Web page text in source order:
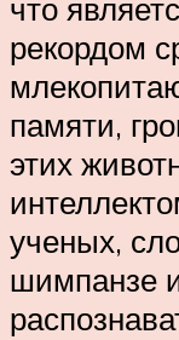
что
рекордом
памяти,
этих
ученых,
шимпанзе